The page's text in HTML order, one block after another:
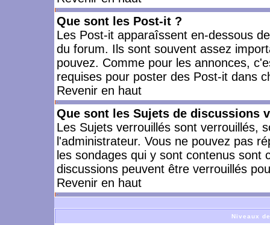
Que sont les Post-it ?
Les Post-it apparaîssent en-dessous
du forum. Ils sont souvent assez
pouvez. Comme pour les annonces,
requises pour poster des Post-it dans
Revenir en haut
Que sont les Sujets de discussions
Les Sujets verrouillés sont verrouillés,
l'administrateur. Vous ne pouvez pas
les sondages qui y sont contenus
discussions peuvent être verrouillés
Revenir en haut
Niveaux